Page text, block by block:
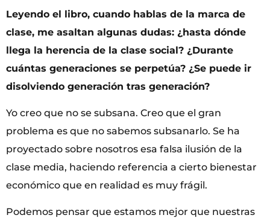
Leyendo el libro, cuando hablas de la marca de
clase, me asaltan algunas dudas: ¿hasta dónde
llega la herencia de la clase social? ¿Durante
cuántas generaciones se perpetúa? ¿Se puede ir
disolviendo generación tras generación?
Yo creo que no se subsana. Creo que el gran
problema es que no sabemos subsanarlo. Se ha
proyectado sobre nosotros esa falsa ilusión de la
clase media, haciendo referencia a cierto bienestar
económico que en realidad es muy frágil.
Podemos pensar que estamos mejor que nuestras